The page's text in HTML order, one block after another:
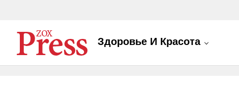
Здоровье И Красота